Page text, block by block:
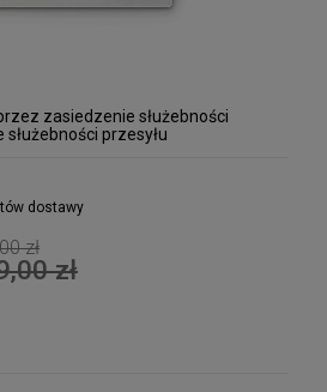
zasiedzenie służebności
przesyłu
dostawy
zł
zł